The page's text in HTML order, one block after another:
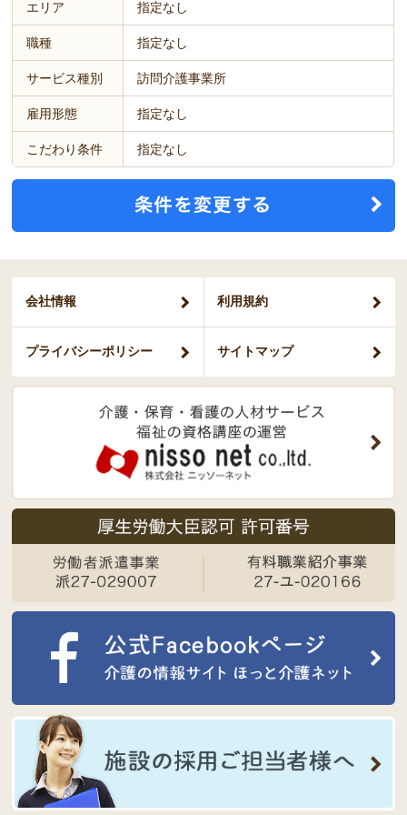
エリア 指定なし
職種 指定なし
サービス種別 訪問介護事業所
雇用形態 指定なし
こだわり条件 指定なし
会社情報 利用規約
プライバシーポリシー サイトマップ